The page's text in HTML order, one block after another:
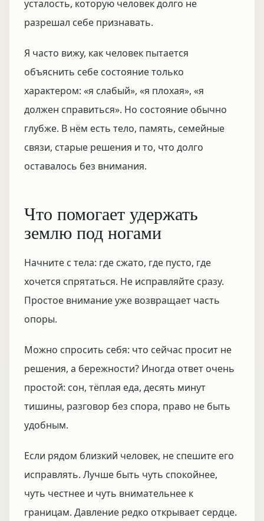
усталость, которую человек долго не
разрешал себе признавать.
Я часто вижу, как человек пытается
объяснить себе состояние только
характером: «я слабый», «я плохая», «я
должен справиться». Но состояние обычно
глубже. В нём есть тело, память, семейные
связи, старые решения и то, что долго
оставалось без внимания.
Что помогает удержать
землю под ногами
Начните с тела: где сжато, где пусто, где
хочется спрятаться. Не исправляйте сразу.
Простое внимание уже возвращает часть
опоры.
Можно спросить себя: что сейчас просит не
решения, а бережности? Иногда ответ очень
простой: сон, тёплая еда, десять минут
тишины, разговор без спора, право не быть
удобным.
Если рядом близкий человек, не спешите его
исправлять. Лучше быть чуть спокойнее,
чуть честнее и чуть внимательнее к
границам. Давление редко открывает сердце.